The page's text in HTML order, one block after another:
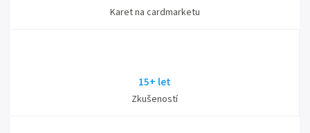
Karet na cardmarketu
15+ let
Zkušeností